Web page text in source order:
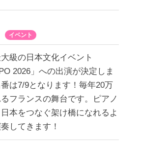
イベント
級の日本文化イベント
2026」への出演が決定しま
は7/9となります！毎年20万
フランスの舞台です。ピアノ
本をつなぐ架け橋になれるよ
してきます！